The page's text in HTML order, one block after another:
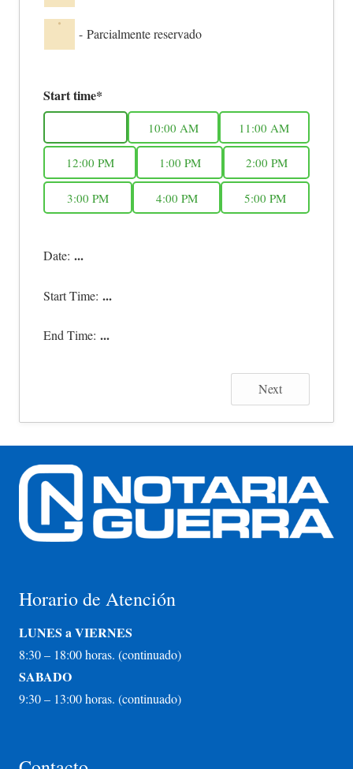
·
- Parcialmente reservado
Start time*
10:00 AM 11:00 AM
12:00 PM 1:00 PM 2:00 PM
3:00 PM 4:00 PM 5:00 PM
Date: ...
Start Time: ...
End Time: ...
Next
Horario de Atención
LUNES a VIERNES
8:30 – 18:00 horas. (continuado)
SABADO
9:30 – 13:00 horas. (continuado)